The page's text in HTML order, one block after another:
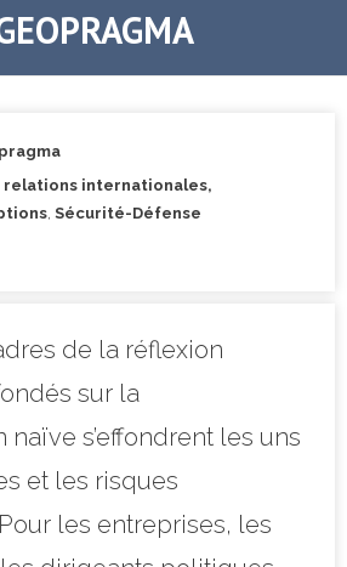
relations internationales,
Sécurité-Défense
de la réflexion
sur la
s’effondrent les uns
et les risques
les entreprises, les